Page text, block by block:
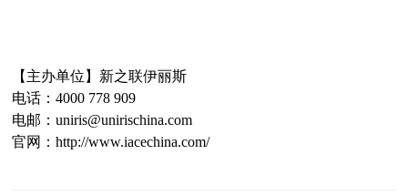
【主办单位】新之联伊丽斯
电话：4000 778 909
电邮：uniris@unirischina.com
官网：http://www.iacechina.com/